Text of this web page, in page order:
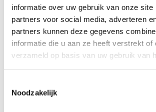
informatie over uw gebruik van onze site
partners voor social media, adverteren
partners kunnen deze gegevens
informatie die u aan ze heeft verstrekt of
verzameld op basis van uw gebruik van
Noodzakelijk
Techniek
Logistiek